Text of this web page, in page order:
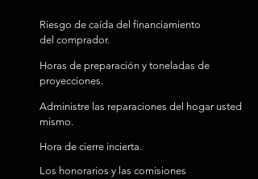
Riesgo de caída del financiamiento
del comprador.
Horas de preparación y toneladas de
proyecciones.
Administre las reparaciones del hogar usted
mismo.
Hora de cierre incierta.
Los honorarios y las comisiones